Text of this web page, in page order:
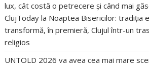
lux, cât costă o petrecere și când mai
ClujToday la Noaptea Bisericilor: tradiția
transformă, în premieră, Clujul într-un
religios
UNTOLD 2026 va avea cea mai mare